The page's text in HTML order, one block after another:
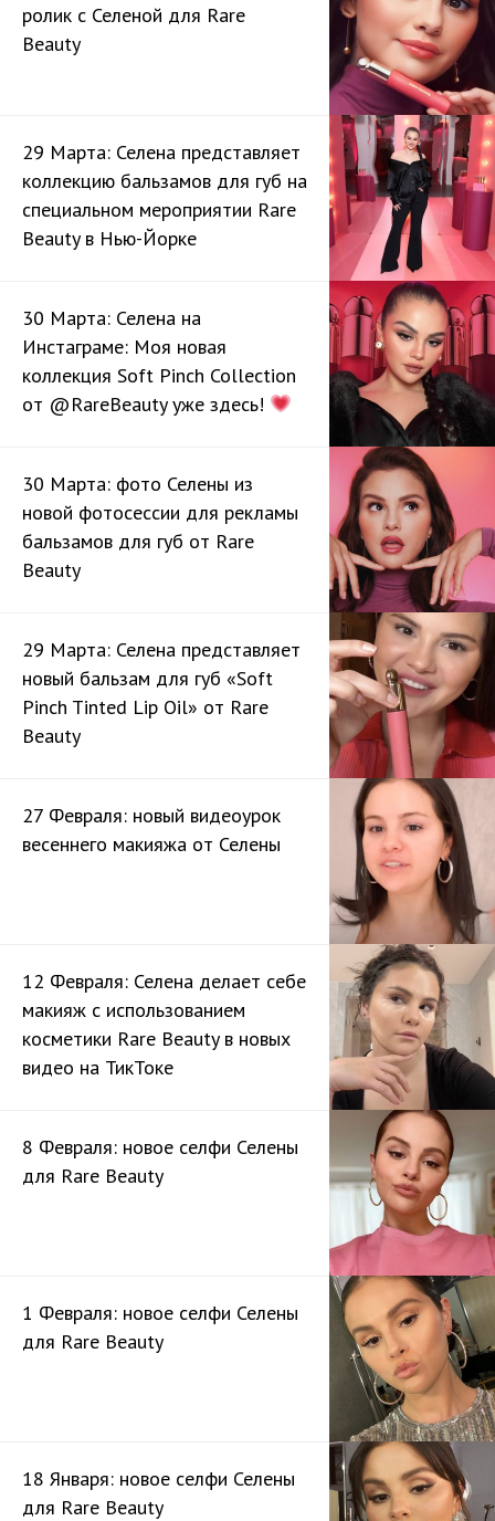
ролик с Селеной для Rare
Beauty
29 Марта: Селена представляет
коллекцию бальзамов для губ на
специальном мероприятии Rare
Beauty в Нью-Йорке
30 Марта: Селена на
Инстаграме: Моя новая
коллекция Soft Pinch Collection
от @RareBeauty уже здесь!
30 Марта: фото Селены из
новой фотосессии для рекламы
бальзамов для губ от Rare
Beauty
29 Марта: Селена представляет
новый бальзам для губ «Soft
Pinch Tinted Lip Oil» от Rare
Beauty
27 Февраля: новый видеоурок
весеннего макияжа от Селены
12 Февраля: Селена делает себе
макияж с использованием
косметики Rare Beauty в новых
видео на ТикТоке
8 Февраля: новое селфи Селены
для Rare Beauty
1 Февраля: новое селфи Селены
для Rare Beauty
18 Января: новое селфи Селены
для Rare Beauty